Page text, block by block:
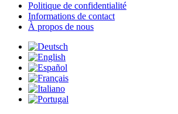
Politique de confidentialité
Informations de contact
À propos de nous